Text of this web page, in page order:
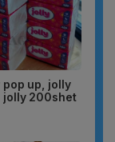
up, jolly
jolly 200shet